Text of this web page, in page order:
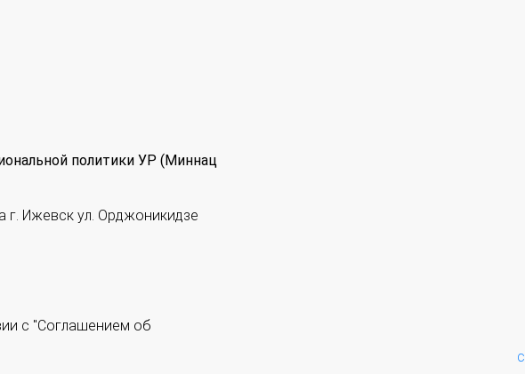
политики УР (Миннац
г. Ижевск ул. Орджоникидзе
с "Соглашением об